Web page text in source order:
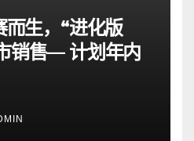
而生，“进化版
销售— 计划年内